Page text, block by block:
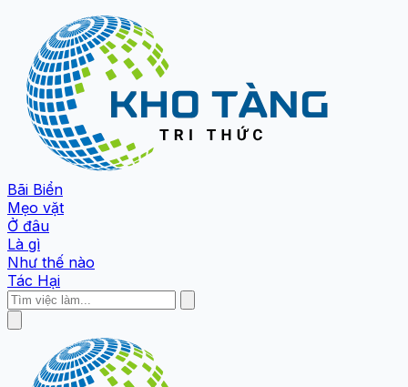
Bãi Biển
Mẹo vặt
Ở đâu
Là gì
Như thế nào
Tác Hại